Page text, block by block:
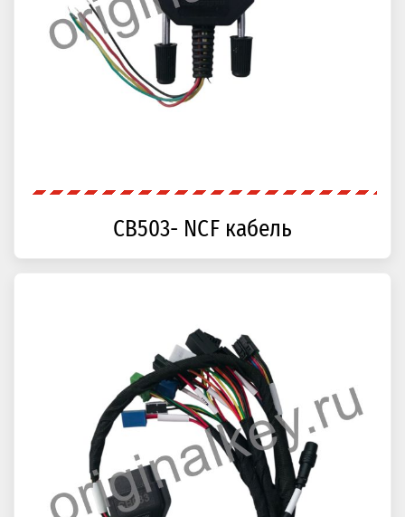
CB503- NCF кабель